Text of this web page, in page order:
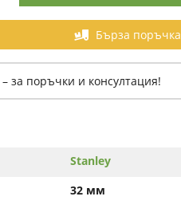
Бърза поръчка
– за поръчки и консултация!
Stanley
32 мм